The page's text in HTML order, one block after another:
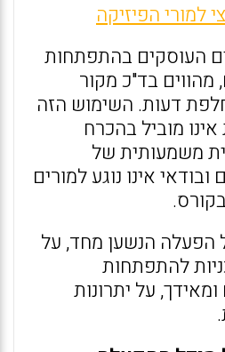
p
k
למורי הפיזיקה
העוסקים בהתפתחות
מהווים בד"כ מקור
דעות. השימוש הזה
מוביל בהכרח
משמעותית של
אינו נוגע למורים
הפעלה הנשען מחד, על
להתפתחות
על יתרונות